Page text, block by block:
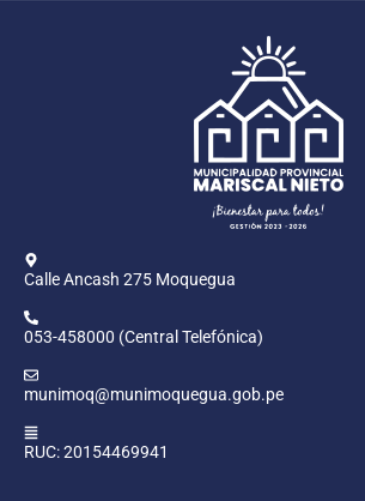
Calle Ancash 275 Moquegua
053-458000 (Central Telefónica)
munimoq@munimoquegua.gob.pe
RUC: 20154469941